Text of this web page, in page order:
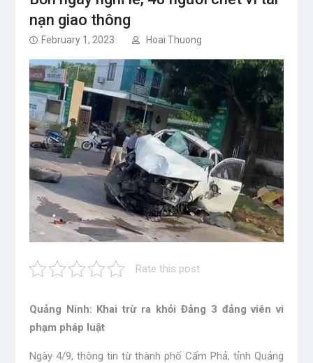
nạn giao thông
February 1, 2023 Hoai Thuong
Rate this post
Quảng Ninh: Khai trừ ra khỏi Đảng 3 đảng viên vi
phạm pháp luật
Ngày 4/9, thông tin từ thành phố Cẩm Phả, tỉnh Quảng